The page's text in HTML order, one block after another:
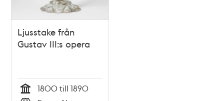
Ljusstake från
Gustav III:s opera
1800 till 1890